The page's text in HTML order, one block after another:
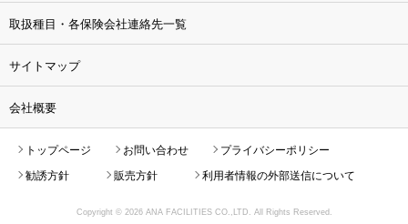
取扱種目・各保険会社連絡先一覧
サイトマップ
会社概要
トップページ お問い合わせ
プライバシーポリシー
勧誘方針
販売方針 利用者情報の外部送信について
Copyright © 2026 ANA FACILITIES CO.,LTD. All Rights Reserved.